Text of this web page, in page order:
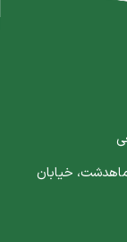
کرج، کیلومتر 5 جاده ماهدشت، خیابان